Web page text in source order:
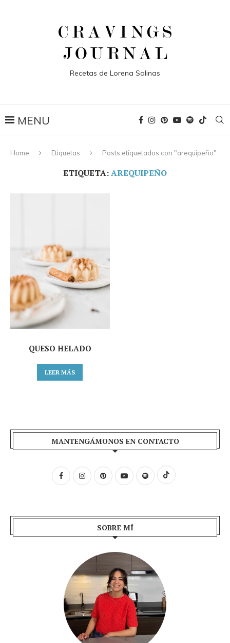
Recetas de Lorena Salinas
Home Etiquetas Posts etiquetados con "arequipeño"
ETIQUETA:AREQUIPEÑO
QUESO HELADO
LEER MÁS
MANTENGÁMONOS EN CONTACTO
SOBRE MÍ